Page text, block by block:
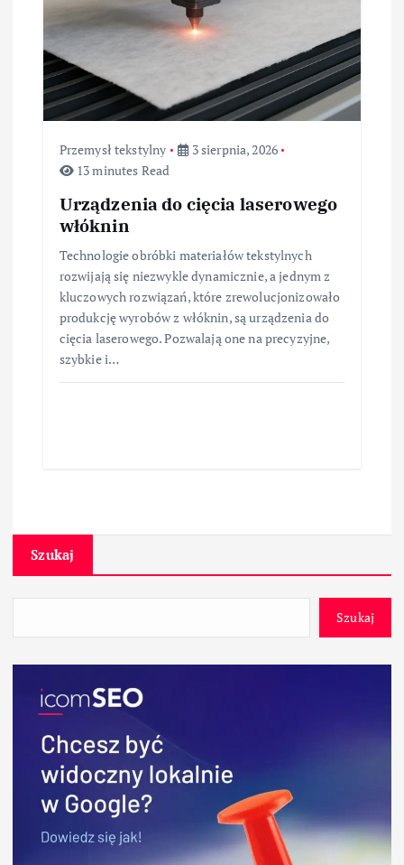
Przemysł tekstylny
3 sierpnia, 2026
13 minutes Read
Urządzenia do cięcia laserowego
włóknin
Technologie obróbki materiałów tekstylnych
rozwijają się niezwykle dynamicznie, a jednym z
kluczowych rozwiązań, które zrewolucjonizowało
produkcję wyrobów z włóknin, są urządzenia do
cięcia laserowego. Pozwalają one na precyzyjne,
szybkie i…
Szukaj
Szukaj